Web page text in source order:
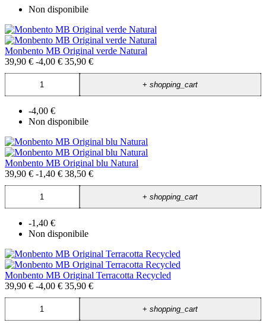
Non disponibile
Monbento MB Original verde Natural
39,90 € -4,00 € 35,90 €
+shopping_cart
-4,00 €
Non disponibile
Monbento MB Original blu Natural
39,90 € -1,40 € 38,50 €
+shopping_cart
-1,40 €
Non disponibile
Monbento MB Original Terracotta Recycled
39,90 € -4,00 € 35,90 €
+shopping_cart